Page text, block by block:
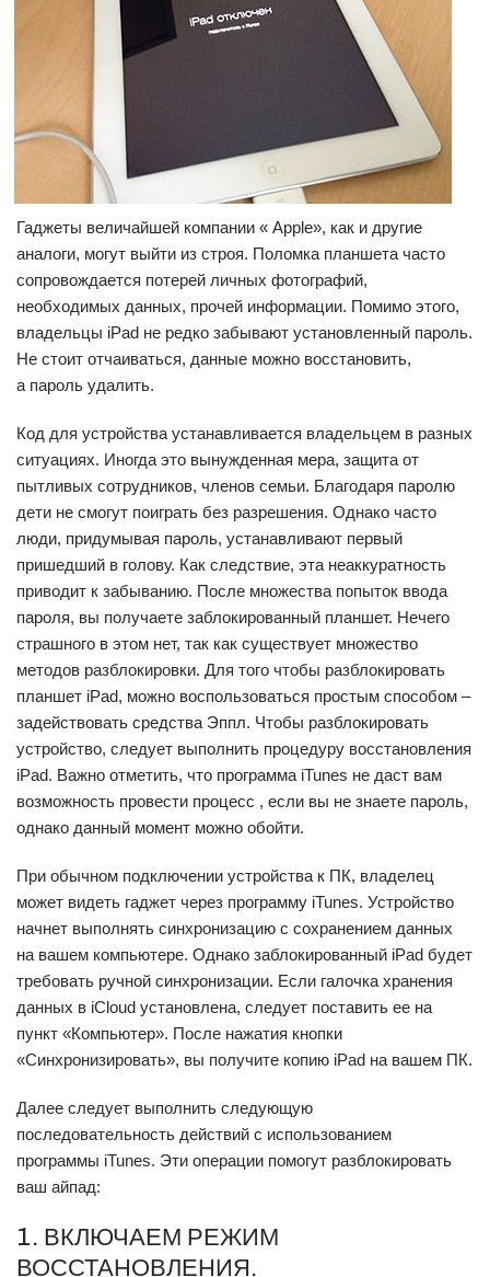
Гаджеты величайшей компании « Apple», как и другие
аналоги, могут выйти из строя. Поломка планшета часто
сопровождается потерей личных фотографий,
необходимых данных, прочей информации. Помимо этого,
владельцы iPad не редко забывают установленный пароль.
Не стоит отчаиваться, данные можно восстановить,
а пароль удалить.
Код для устройства устанавливается владельцем в разных
ситуациях. Иногда это вынужденная мера, защита от
пытливых сотрудников, членов семьи. Благодаря паролю
дети не смогут поиграть без разрешения. Однако часто
люди, придумывая пароль, устанавливают первый
пришедший в голову. Как следствие, эта неаккуратность
приводит к забыванию. После множества попыток ввода
пароля, вы получаете заблокированный планшет. Нечего
страшного в этом нет, так как существует множество
методов разблокировки. Для того чтобы разблокировать
планшет iPad, можно воспользоваться простым способом –
задействовать средства Эппл. Чтобы разблокировать
устройство, следует выполнить процедуру восстановления
iPad. Важно отметить, что программа iTunes не даст вам
возможность провести процесс , если вы не знаете пароль,
однако данный момент можно обойти.
При обычном подключении устройства к ПК, владелец
может видеть гаджет через программу iTunes. Устройство
начнет выполнять синхронизацию с сохранением данных
на вашем компьютере. Однако заблокированный iPad будет
требовать ручной синхронизации. Если галочка хранения
данных в iCloud установлена, следует поставить ее на
пункт «Компьютер». После нажатия кнопки
«Синхронизировать», вы получите копию iPad на вашем ПК.
Далее следует выполнить следующую
последовательность действий с использованием
программы iTunes. Эти операции помогут разблокировать
ваш айпад:
1. ВКЛЮЧАЕМ РЕЖИМ
ВОССТАНОВЛЕНИЯ.